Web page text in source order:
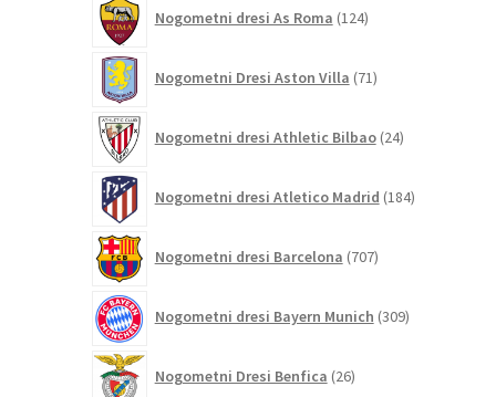
Nogometni dresi As Roma 124izdelkov
Nogometni Dresi Aston Villa 71izdelkov
Nogometni dresi Athletic Bilbao 24izdelkov
Nogometni dresi Atletico Madrid 184izdelkov
Nogometni dresi Barcelona 707izdelkov
Nogometni dresi Bayern Munich 309izdelkov
Nogometni Dresi Benfica 26izdelkov